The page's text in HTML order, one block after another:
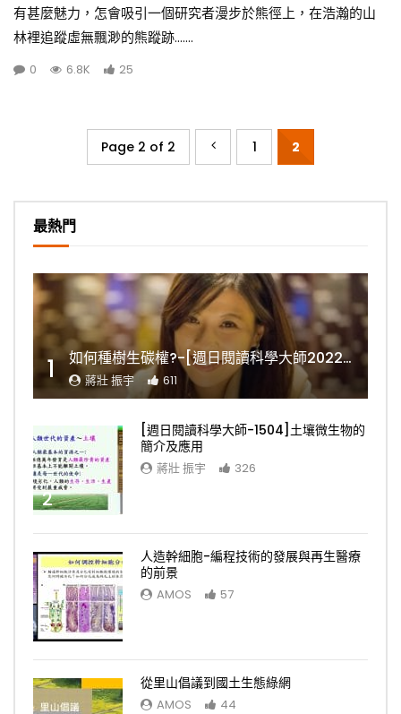
有甚麼魅力，怎會吸引一個研究者漫步於熊徑上，在浩瀚的山
林裡追蹤虛無飄渺的熊蹤跡.......
0 6.8K 25
Page 2 of 2 1 2
最熱門
1 如何種樹生碳權?-[週日閱讀科學大師2022.11.06]
蔣壯 振宇 611
2
[週日閱讀科學大師-1504]土壤微生物的
簡介及應用
蔣壯 振宇 326
3
人造幹細胞-編程技術的發展與再生醫療
的前景
AMOS 57
從里山倡議到國土生態綠網
AMOS 44